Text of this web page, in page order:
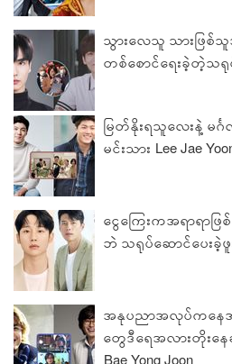
သွားလေသူ သားဖြ
တစ်စောင်ရေးခဲ့တဲ့သ
မြတ်နိုးရသူလေးနဲ့ မင်္
မင်းသား Lee Jae
ငွေကြေးကအရာရာဖ
ဘဲ သရုပ်ဆောင်ပေးခဲ့
အနုပညာအလုပ်ကနေ
တွေဒီရေအလားတိုးနေ
Bae Yong Joon